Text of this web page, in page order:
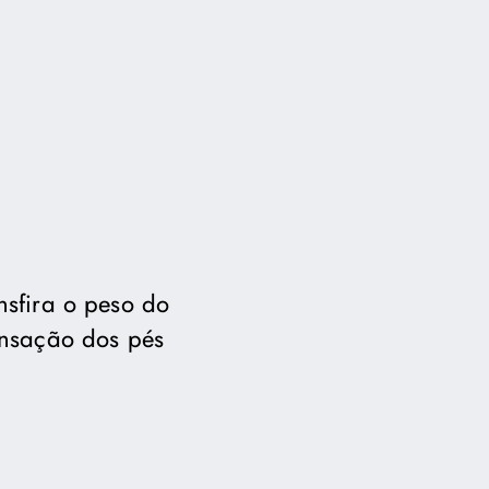
o peso do
dos pés